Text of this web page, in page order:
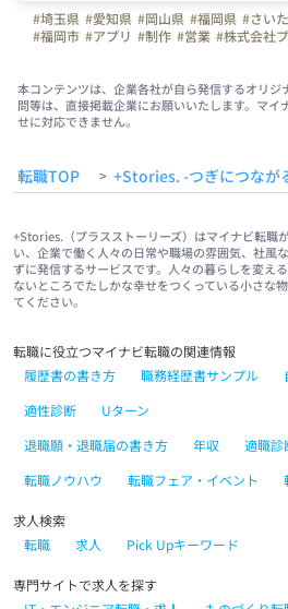
#埼玉県 #愛知県 #岡山県 #福岡県 #さい
#福岡市 #アプリ #制作 #営業 #株式会社
#地域貢献活動 #支援 #会社の活動 #営業
#写真で伝える会社の雰囲気 #会社の推し
本コンテンツは、企業各社が自ら発信するオリジ
問等は、直接掲載企業にお願いいたします。マ
せに対応できません。
転職TOP > +Stories. -つぎにつなが
+Stories.（プラスストーリーズ）はマイナビ転職
い、企業で働く人々の日常や職場の雰囲気、社風
ずに発信するサービスです。人々の暮らしを変え
ないところでたしかな幸せをつくっている小さな
てください。
転職に役立つマイナビ転職の関連情報
履歴書の書き方
職務経歴書サンプル
適性診断
Uターン
退職願・退職届の書き方
年収 適職診
転職ノウハウ
転職フェア・イベント
求人検索
転職
求人 Pick Upキーワード
専門サイトで求人を探す